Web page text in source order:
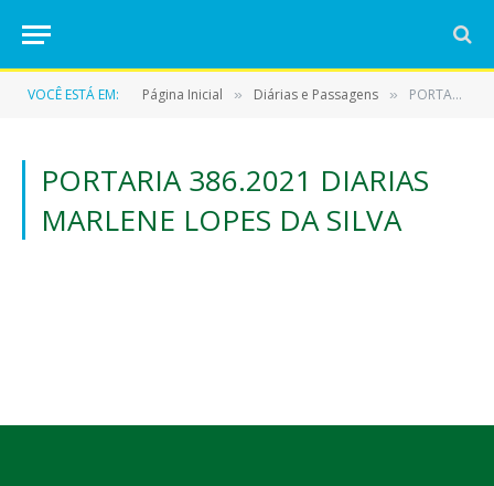
VOCÊ ESTÁ EM: Página Inicial » Diárias e Passagens » PORTARIA 386.2021 DIARIAS MARLENE LOPES DA SILVA
PORTARIA 386.2021 DIARIAS
MARLENE LOPES DA SILVA